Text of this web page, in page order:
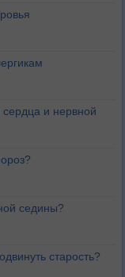
и нервной
седины?
старость?